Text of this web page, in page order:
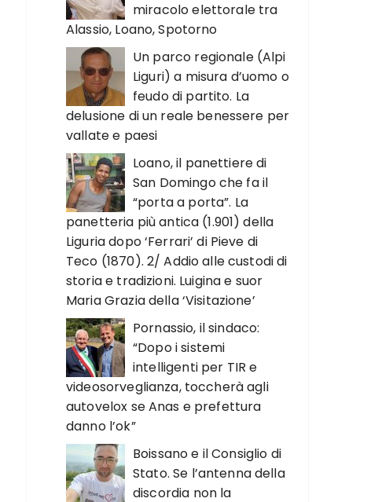
miracolo elettorale tra
Alassio, Loano, Spotorno
Un parco regionale (Alpi
Liguri) a misura d’uomo o
feudo di partito. La
delusione di un reale benessere per
vallate e paesi
Loano, il panettiere di
San Domingo che fa il
“porta a porta”. La
panetteria più antica (1.901) della
Liguria dopo ‘Ferrari’ di Pieve di
Teco (1870). 2/ Addio alle custodi di
storia e tradizioni. Luigina e suor
Maria Grazia della ‘Visitazione’
Pornassio, il sindaco:
“Dopo i sistemi
intelligenti per TIR e
videosorveglianza, toccherà agli
autovelox se Anas e prefettura
danno l’ok”
Boissano e il Consiglio di
Stato. Se l’antenna della
discordia non la